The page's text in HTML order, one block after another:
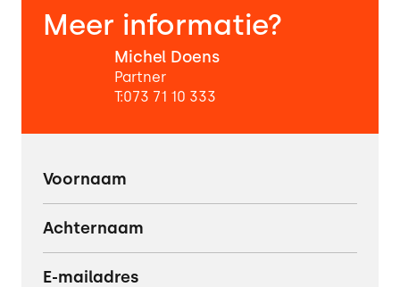
Meer informatie?
Michel Doens
Partner
T:073 71 10 333